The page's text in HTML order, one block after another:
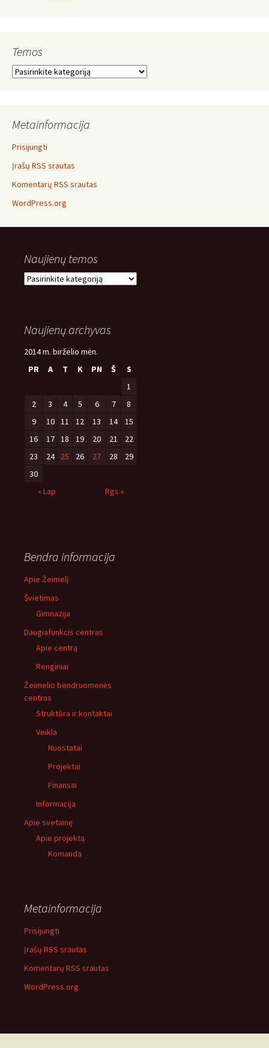
Temos
Temos
Metainformacija
Prisijungti
Įrašų RSS srautas
Komentarų RSS srautas
WordPress.org
Naujienų temos
Naujienų
Naujienų archyvas
2014 m. birželio mėn.
PR
A T K PN Š
S
1
2
3 4 5 6 7
8
9
10 11 12 13 14
15
16
17 18 19 20 21
22
23
24 25 26 27 28
29
30
« Lap
Rgs »
Bendra informacija
Apie Žeimelį
Švietimas
Gimnazija
Daugiafunkcis centras
Apie centrą
Renginiai
Žeimelio bendruomenės
centras
Struktūra ir kontaktai
Veikla
Nuostatai
Projektai
Finansai
Informacija
Apie svetainę
Apie projektą
Komanda
Metainformacija
Prisijungti
Įrašų RSS srautas
Komentarų RSS srautas
WordPress.org